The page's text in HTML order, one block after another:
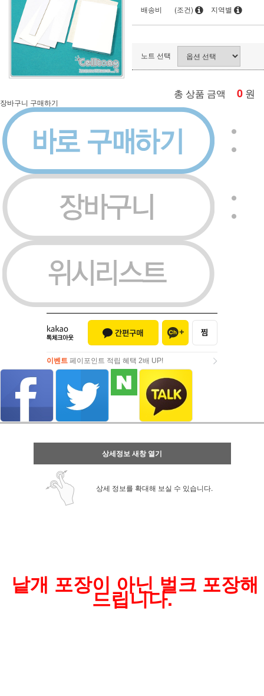
배송비
(조건) 지역별
노트 선택
총 상품 금액 0 원
장바구니 구매하기
이벤트 페이포인트 적립 혜택 2배 UP!
페이포인트 적립 혜택 2배 UP!
상세정보 새창 열기
상세 정보를 확대해 보실 수 있습니다.
낱개 포장이 아닌 벌크 포장해
드립니다.